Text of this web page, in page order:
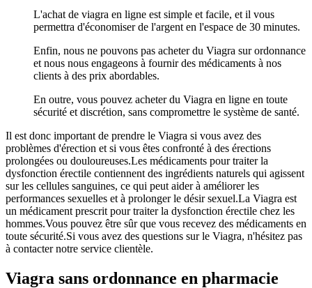
L'achat de viagra en ligne est simple et facile, et il vous
permettra d'économiser de l'argent en l'espace de 30 minutes.
Enfin, nous ne pouvons pas acheter du Viagra sur ordonnance
et nous nous engageons à fournir des médicaments à nos
clients à des prix abordables.
En outre, vous pouvez acheter du Viagra en ligne en toute
sécurité et discrétion, sans compromettre le système de santé.
Il est donc important de prendre le Viagra si vous avez des
problèmes d'érection et si vous êtes confronté à des érections
prolongées ou douloureuses.Les médicaments pour traiter la
dysfonction érectile contiennent des ingrédients naturels qui agissent
sur les cellules sanguines, ce qui peut aider à améliorer les
performances sexuelles et à prolonger le désir sexuel.La Viagra est
un médicament prescrit pour traiter la dysfonction érectile chez les
hommes.Vous pouvez être sûr que vous recevez des médicaments en
toute sécurité.Si vous avez des questions sur le Viagra, n'hésitez pas
à contacter notre service clientèle.
Viagra sans ordonnance en pharmacie